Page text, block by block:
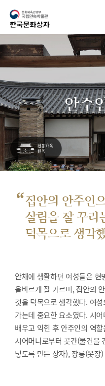
안주
“집안의 안주인
살림을 잘 꾸리
덕목으로 생각
안채에 생활하던 여성들은
올바르게 잘 기르며, 집안의
것을 덕목으로 생각했다. 여
가는데 중요한 요소였다. 시
배우고 익힌 후 안주인의 역
시어머니로부터 곳간(물건을
넣도록 만든 상자), 장롱(옷장